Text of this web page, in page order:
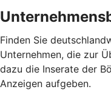
Finden Sie
Unternehmen, die zur
dazu die Inserate der
Anzeigen aufgeben.